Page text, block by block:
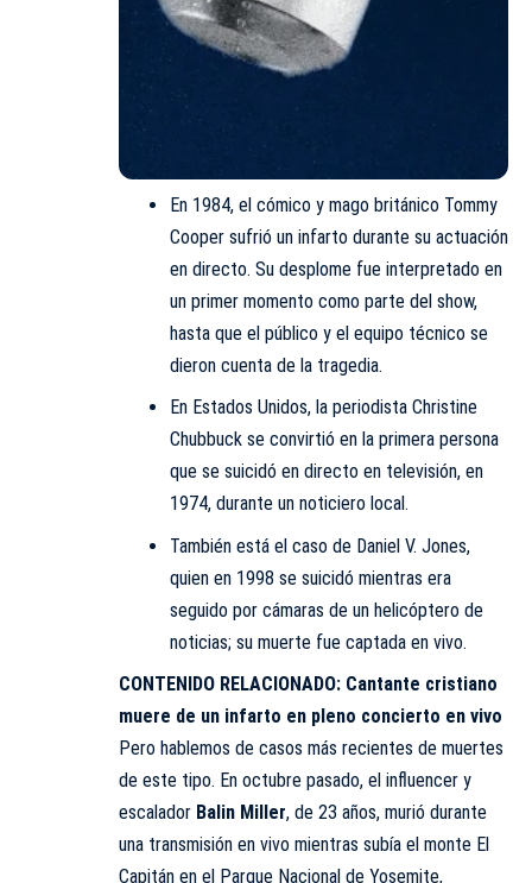
En 1984, el cómico y mago británico Tommy
Cooper sufrió un infarto durante su actuación
en directo. Su desplome fue interpretado en
un primer momento como parte del show,
hasta que el público y el equipo técnico se
dieron cuenta de la tragedia.
En Estados Unidos, la periodista Christine
Chubbuck se convirtió en la primera persona
que se suicidó en directo en televisión, en
1974, durante un noticiero local.
También está el caso de Daniel V. Jones,
quien en 1998 se suicidó mientras era
seguido por cámaras de un helicóptero de
noticias; su muerte fue captada en vivo.
CONTENIDO RELACIONADO: Cantante cristiano
muere de un infarto en pleno concierto en vivo
Pero hablemos de casos más recientes de muertes
de este tipo. En octubre pasado, el influencer y
escalador Balin Miller, de 23 años, murió durante
una transmisión en vivo mientras subía el monte El
Capitán en el Parque Nacional de Yosemite,